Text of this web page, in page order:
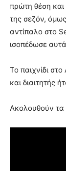
πρώτη θέση και
της σεζόν, όμως
αντίπαλο στο
ισοπέδωσε
Το παιχνίδι
και διαιτητής
Ακολουθούν τα